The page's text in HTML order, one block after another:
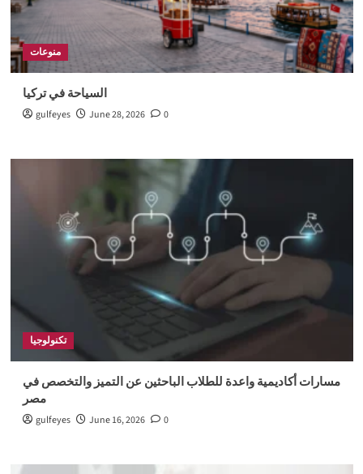
منوعات
السياحة في تركيا
gulfeyes June 28, 2026 0
تكنولوجيا
مسارات أكاديمية واعدة للطلاب الباحثين عن التميز والتخصص في
مصر
gulfeyes June 16, 2026 0